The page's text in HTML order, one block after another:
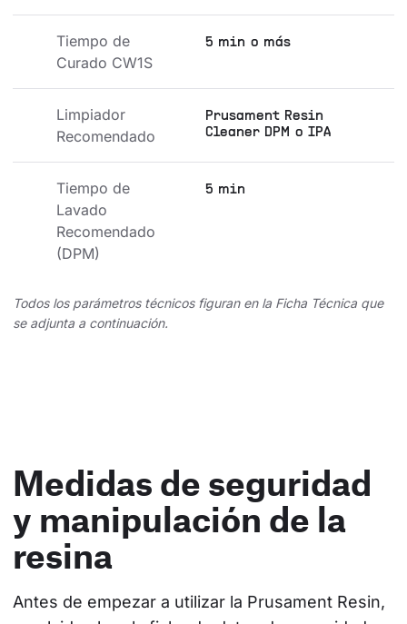
Tiempo de
Curado CW1S
5 min o más
Limpiador
Recomendado
Prusament Resin
Cleaner DPM o IPA
Tiempo de
Lavado
Recomendado
(DPM)
5 min
Todos los parámetros técnicos figuran en la Ficha Técnica que
se adjunta a continuación.
Medidas de seguridad
y manipulación de la
resina
Antes de empezar a utilizar la Prusament Resin,